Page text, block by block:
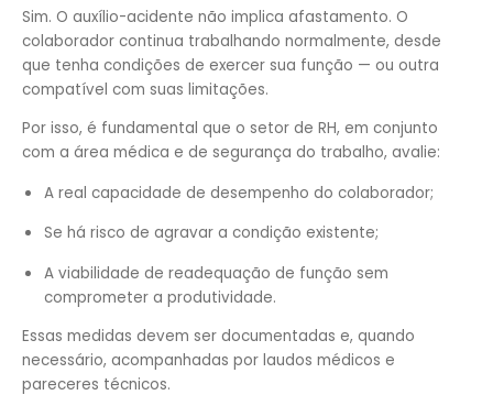
Sim. O auxílio-acidente não implica afastamento. O
colaborador continua trabalhando normalmente, desde
que tenha condições de exercer sua função — ou outra
compatível com suas limitações.
Por isso, é fundamental que o setor de RH, em conjunto
com a área médica e de segurança do trabalho, avalie:
A real capacidade de desempenho do colaborador;
Se há risco de agravar a condição existente;
A viabilidade de readequação de função sem
comprometer a produtividade.
Essas medidas devem ser documentadas e, quando
necessário, acompanhadas por laudos médicos e
pareceres técnicos.